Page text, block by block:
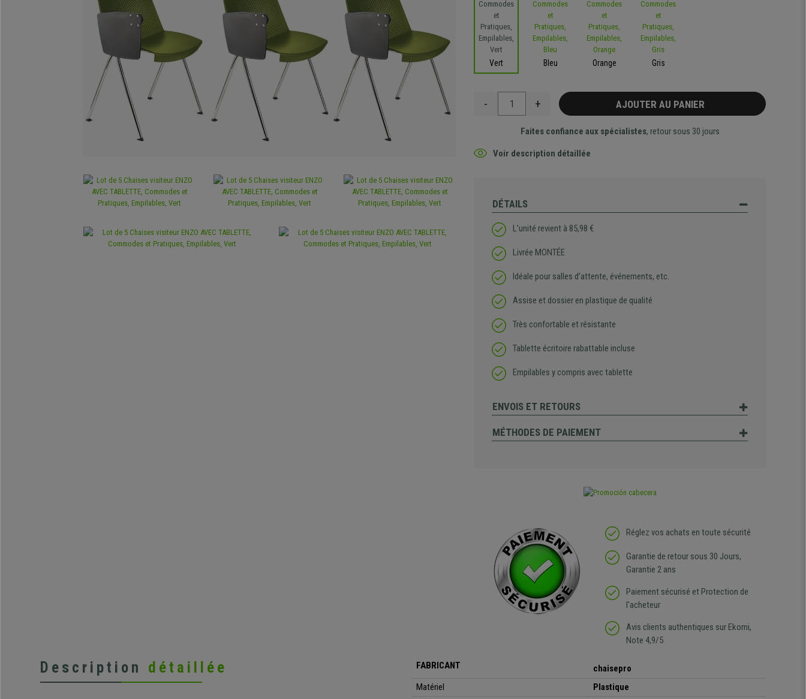
Vert Bleu Orange Gris
- + AJOUTER AU PANIER
Faites confiance aux spécialistes, retour sous 30 jours
Voir description détaillée
DÉTAILS
L'unité revient à 85,98 €
Livrée MONTÉE
Idéale pour salles d’attente, événements, etc.
Assise et dossier en plastique de qualité
Très confortable et résistante
Tablette écritoire rabattable incluse
Empilables y compris avec tablette
ENVOIS ET RETOURS
MÉTHODES DE PAIEMENT
Réglez vos achats en toute sécurité
Garantie de retour sous 30 Jours,
Garantie 2 ans
Paiement sécurisé et Protection de
l'acheteur
Avis clients authentiques sur Ekomi,
Note 4,9/5
Description détaillée FABRICANT
chaisepro
Matériel
Plastique